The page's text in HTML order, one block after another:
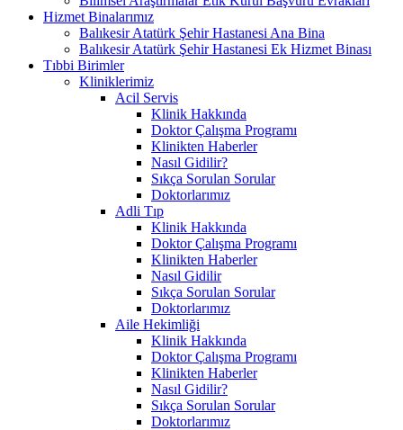
Hizmet Binalarımız
Balıkesir Atatürk Şehir Hastanesi Ana Bina
Balıkesir Atatürk Şehir Hastanesi Ek Hizmet Binası
Tıbbi Birimler
Kliniklerimiz
Acil Servis
Klinik Hakkında
Doktor Çalışma Programı
Klinikten Haberler
Nasıl Gidilir?
Sıkça Sorulan Sorular
Doktorlarımız
Adli Tıp
Klinik Hakkında
Doktor Çalışma Programı
Klinikten Haberler
Nasıl Gidilir
Sıkça Sorulan Sorular
Doktorlarımız
Aile Hekimliği
Klinik Hakkında
Doktor Çalışma Programı
Klinikten Haberler
Nasıl Gidilir?
Sıkça Sorulan Sorular
Doktorlarımız